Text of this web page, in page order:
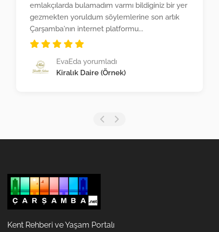
emlakçılarda bulamadım varmı bildiginiz bir yer
gezmekten yoruldum söylemlerine son artık
Çarşamba'nın internet platformu...
EvaEda yorumladı
Kiralık Daire (Örnek)
Kent Rehberi ve Yaşam Portalı